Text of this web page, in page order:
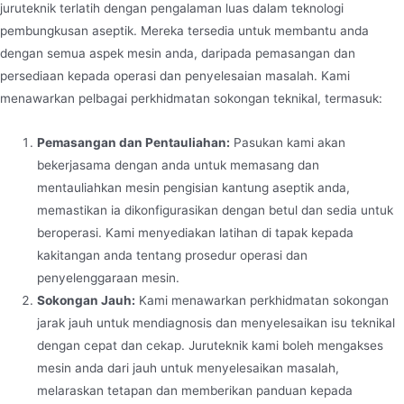
juruteknik terlatih dengan pengalaman luas dalam teknologi
pembungkusan aseptik. Mereka tersedia untuk membantu anda
dengan semua aspek mesin anda, daripada pemasangan dan
persediaan kepada operasi dan penyelesaian masalah. Kami
menawarkan pelbagai perkhidmatan sokongan teknikal, termasuk:
Pemasangan dan Pentauliahan: Pasukan kami akan
bekerjasama dengan anda untuk memasang dan
mentauliahkan mesin pengisian kantung aseptik anda,
memastikan ia dikonfigurasikan dengan betul dan sedia untuk
beroperasi. Kami menyediakan latihan di tapak kepada
kakitangan anda tentang prosedur operasi dan
penyelenggaraan mesin.
Sokongan Jauh: Kami menawarkan perkhidmatan sokongan
jarak jauh untuk mendiagnosis dan menyelesaikan isu teknikal
dengan cepat dan cekap. Juruteknik kami boleh mengakses
mesin anda dari jauh untuk menyelesaikan masalah,
melaraskan tetapan dan memberikan panduan kepada